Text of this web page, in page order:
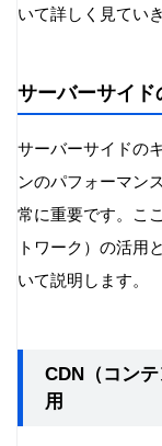
いて詳しく見てい
サーバーサイド
サーバーサイドの
ンのパフォーマン
常に重要です。こ
トワーク）の活用
いて説明します。
CDN（コン
用